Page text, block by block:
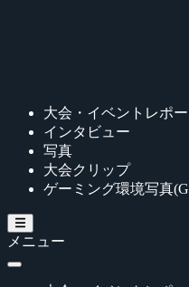
大会・イベントレポー
インタビュー
写真
大会クリップ
ゲーミング環境写真
メニュー